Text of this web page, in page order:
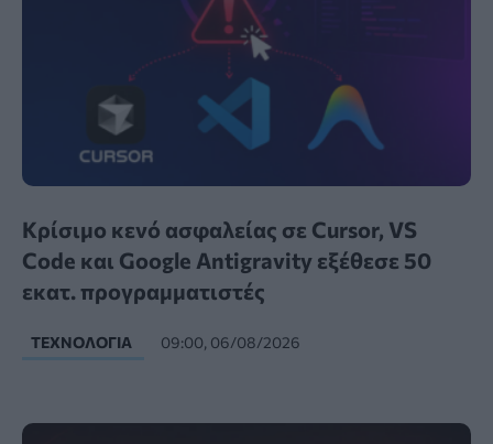
Κρίσιμο κενό ασφαλείας σε Cursor, VS
Code και Google Antigravity εξέθεσε 50
εκατ. προγραμματιστές
ΤΕΧΝΟΛΟΓΊΑ 09:00, 06/08/2026